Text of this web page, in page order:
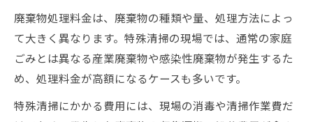
廃棄物処理料金は、廃棄物の種類や量、処理方法によっ
て大きく異なります。特殊清掃の現場では、通常の家庭
ごみとは異なる産業廃棄物や感染性廃棄物が発生するた
め、処理料金が高額になるケースも多いです。
特殊清掃にかかる費用には、現場の消毒や清掃作業費だ